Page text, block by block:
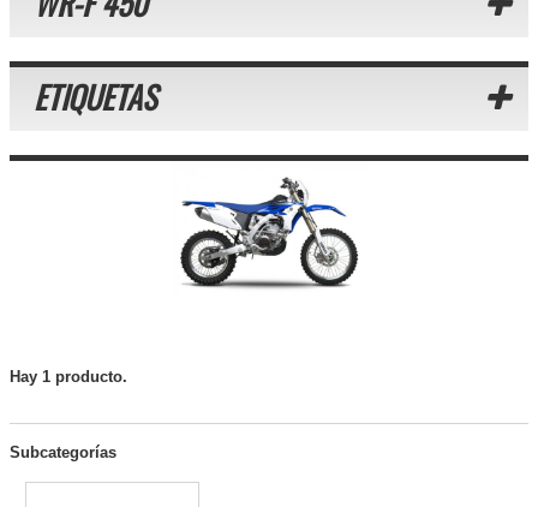
ETIQUETAS
Hay 1 producto.
Subcategorías